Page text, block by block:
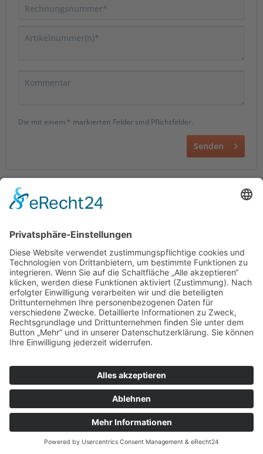
Die mit einem * markierten Felder sind Pflichtfelder.
Senden
Service Hotline
Informationen
Empfehlungen
* Alle Preise inkl. gesetzl. Mehrwertsteuer zzgl.
Über Kaffee-Welt24: Automaten & mehr
Kontakt
Zahlung und Versand
AGB und Kundeninformationen
Impressum